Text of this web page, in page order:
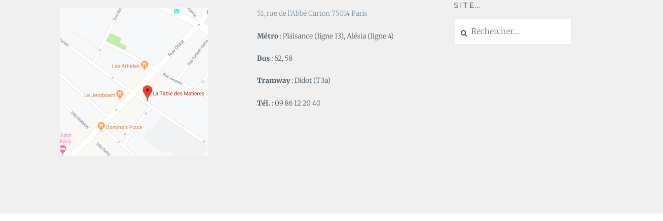
51, rue de l’Abbé Carton 75014 Paris
Métro : Plaisance (ligne 13), Alésia (ligne 4)
Bus : 62, 58
Tramway: Didot (T3a)
Tél. : 09 86 12 20 40
SITE…